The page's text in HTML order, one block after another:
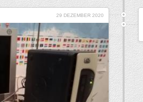
29 DEZEMBER 2020